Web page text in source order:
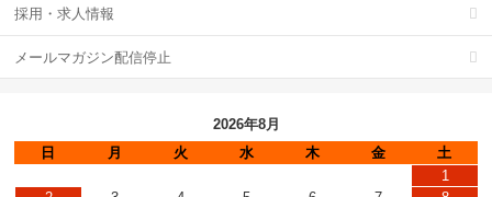
採用・求人情報
メールマガジン配信停止
2026年8月
日
月 火 水 木 金
土
1